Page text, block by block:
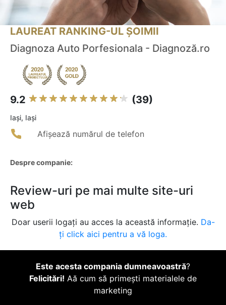
LAUREAT RANKING-UL ȘOIMII
Diagnoza Auto Porfesionala - Diagnoză.ro
9.2 (39)
Iaşi, Iași
Afișează numărul de telefon
Despre companie:
Review-uri pe mai multe site-uri
web
Doar userii logați au acces la această informație. Da-
ți click aici pentru a vă loga.
Este acesta compania dumneavoastră?
Felicitări! Aă cum să primești materialele de
marketing